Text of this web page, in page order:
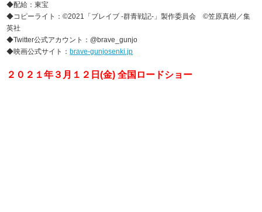
◆配給：東宝
◆コピーライト：©2021「ブレイブ -群青戦記-」製作委員会 ©笠原真樹／集
英社
◆Twitter公式アカウント：@brave_gunjo
◆映画公式サイト： brave-gunjosenki.jp
２０２１年３月１２日(金) 全国ロードショー